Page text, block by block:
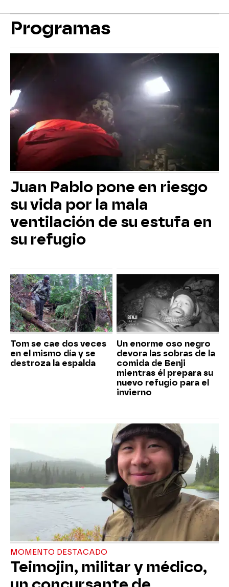
Programas
Juan Pablo pone en riesgo
su vida por la mala
ventilación de su estufa en
su refugio
Tom se cae dos veces
en el mismo día y se
destroza la espalda
Un enorme oso negro
devora las sobras de la
comida de Benji
mientras él prepara su
nuevo refugio para el
invierno
MOMENTO DESTACADO
Teimojin, militar y médico,